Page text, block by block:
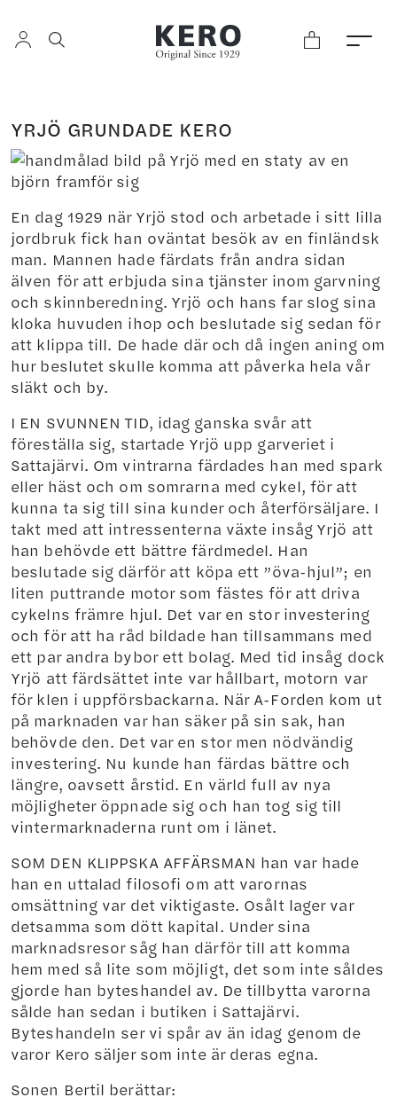
YRJÖ GRUNDADE KERO
En dag 1929 när Yrjö stod och arbetade i sitt lilla
jordbruk fick han oväntat besök av en finländsk
man. Mannen hade färdats från andra sidan
älven för att erbjuda sina tjänster inom garvning
och skinnberedning. Yrjö och hans far slog sina
kloka huvuden ihop och beslutade sig sedan för
att klippa till. De hade där och då ingen aning om
hur beslutet skulle komma att påverka hela vår
släkt och by.
I EN SVUNNEN TID, idag ganska svår att
föreställa sig, startade Yrjö upp garveriet i
Sattajärvi. Om vintrarna färdades han med spark
eller häst och om somrarna med cykel, för att
kunna ta sig till sina kunder och återförsäljare. I
takt med att intressenterna växte insåg Yrjö att
han behövde ett bättre färdmedel. Han
beslutade sig därför att köpa ett ”öva-hjul”; en
liten puttrande motor som fästes för att driva
cykelns främre hjul. Det var en stor investering
och för att ha råd bildade han tillsammans med
ett par andra bybor ett bolag. Med tid insåg dock
Yrjö att färdsättet inte var hållbart, motorn var
för klen i uppförsbackarna. När A-Forden kom ut
på marknaden var han säker på sin sak, han
behövde den. Det var en stor men nödvändig
investering. Nu kunde han färdas bättre och
längre, oavsett årstid. En värld full av nya
möjligheter öppnade sig och han tog sig till
vintermarknaderna runt om i länet.
SOM DEN KLIPPSKA AFFÄRSMAN han var hade
han en uttalad filosofi om att varornas
omsättning var det viktigaste. Osålt lager var
detsamma som dött kapital. Under sina
marknadsresor såg han därför till att komma
hem med så lite som möjligt, det som inte såldes
gjorde han byteshandel av. De tillbytta varorna
sålde han sedan i butiken i Sattajärvi.
Byteshandeln ser vi spår av än idag genom de
varor Kero säljer som inte är deras egna.
Sonen Bertil berättar: